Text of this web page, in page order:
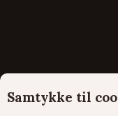
Erklæring om
Samtykke til